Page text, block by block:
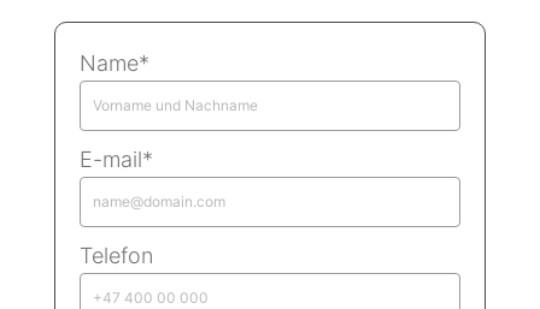
Name*
E-mail*
Telefon